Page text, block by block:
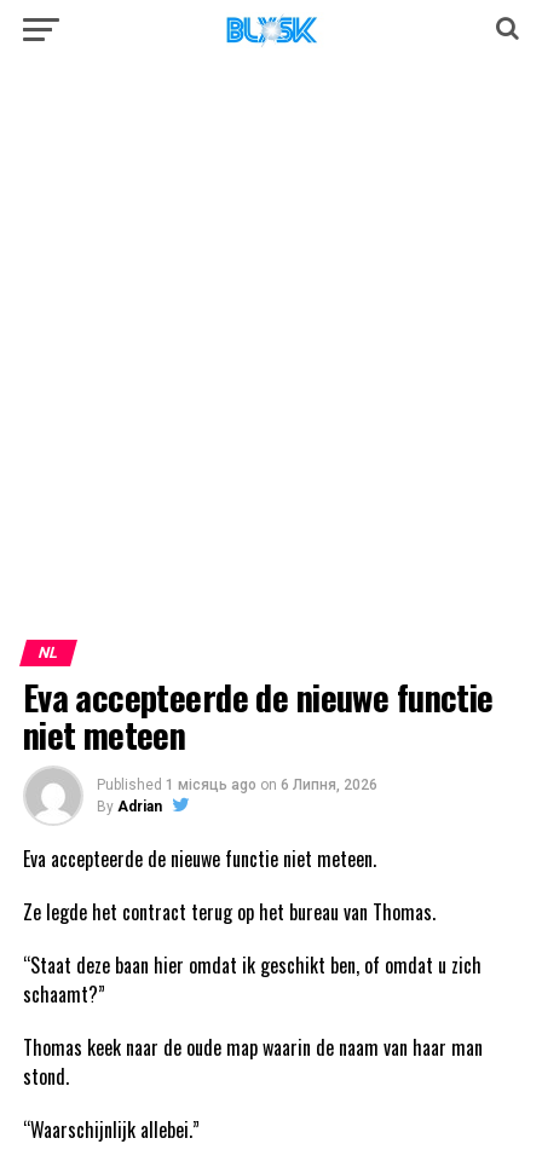
NL
Eva accepteerde de nieuwe functie
niet meteen
Published 1 місяць ago on 6 Липня, 2026
By Adrian
Eva accepteerde de nieuwe functie niet meteen.
Ze legde het contract terug op het bureau van Thomas.
“Staat deze baan hier omdat ik geschikt ben, of omdat u zich
schaamt?”
Thomas keek naar de oude map waarin de naam van haar man
stond.
“Waarschijnlijk allebei.”